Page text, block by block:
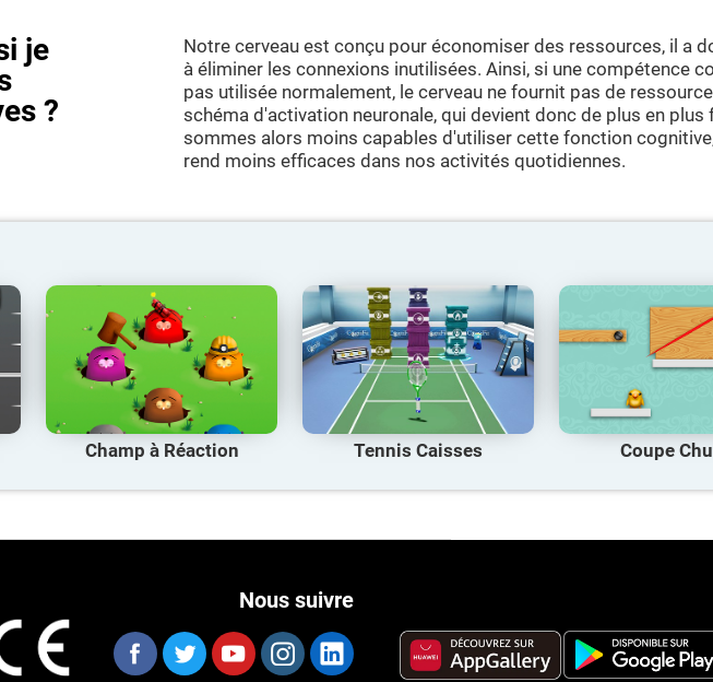
je
?
Notre cerveau est conçu pour économiser des ressources, il a
à éliminer les connexions inutilisées. Ainsi, si une compétence
pas utilisée normalement, le cerveau ne fournit pas de
schéma d'activation neuronale, qui devient donc de plus en plus
sommes alors moins capables d'utiliser cette fonction
rend moins efficaces dans nos activités quotidiennes.
Champ à Réaction Tennis Caisses Coupe
Nous suivre